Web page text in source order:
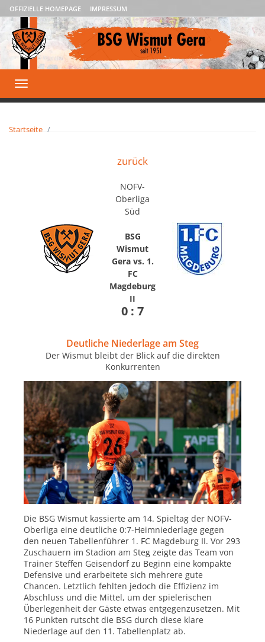
OFFIZIELLE HOMEPAGE IMPRESSUM
Toggle
navigation
Startseite
zurück
NOFV-
Oberliga
Süd
BSG
Wismut
Gera vs. 1.
FC
Magdeburg
II
0 : 7
Deutliche Niederlage am Steg
Der Wismut bleibt der Blick auf die direkten
Konkurrenten
Die BSG Wismut kassierte am 14. Spieltag der NOFV-
Oberliga eine deutliche 0:7-Heimniederlage gegen
den neuen Tabellenführer 1. FC Magdeburg II. Vor 293
Zuschauern im Stadion am Steg zeigte das Team von
Trainer Steffen Geisendorf zu Beginn eine kompakte
Defensive und erarbeitete sich mehrere gute
Chancen. Letztlich fehlten jedoch die Effizienz im
Abschluss und die Mittel, um der spielerischen
Überlegenheit der Gäste etwas entgegenzusetzen. Mit
16 Punkten rutscht die BSG durch diese klare
Niederlage auf den 11. Tabellenplatz ab.